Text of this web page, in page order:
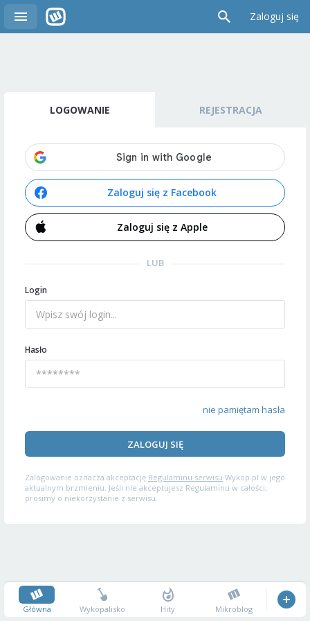
Zaloguj się
LOGOWANIE REJESTRACJA
Zaloguj się z Facebook
Zaloguj się z Apple
LUB
Login
Hasło
nie pamiętam hasła
ZALOGUJ SIĘ
Zalogowanie oznacza akceptację Regulaminu serwisu Wykop.pl w jego
aktualnym brzmieniu. Jeśli nie akceptujesz Regulaminu w całości,
prosimy o niekorzystanie z serwisu.
Główna Wykopalisko Hity Mikroblog